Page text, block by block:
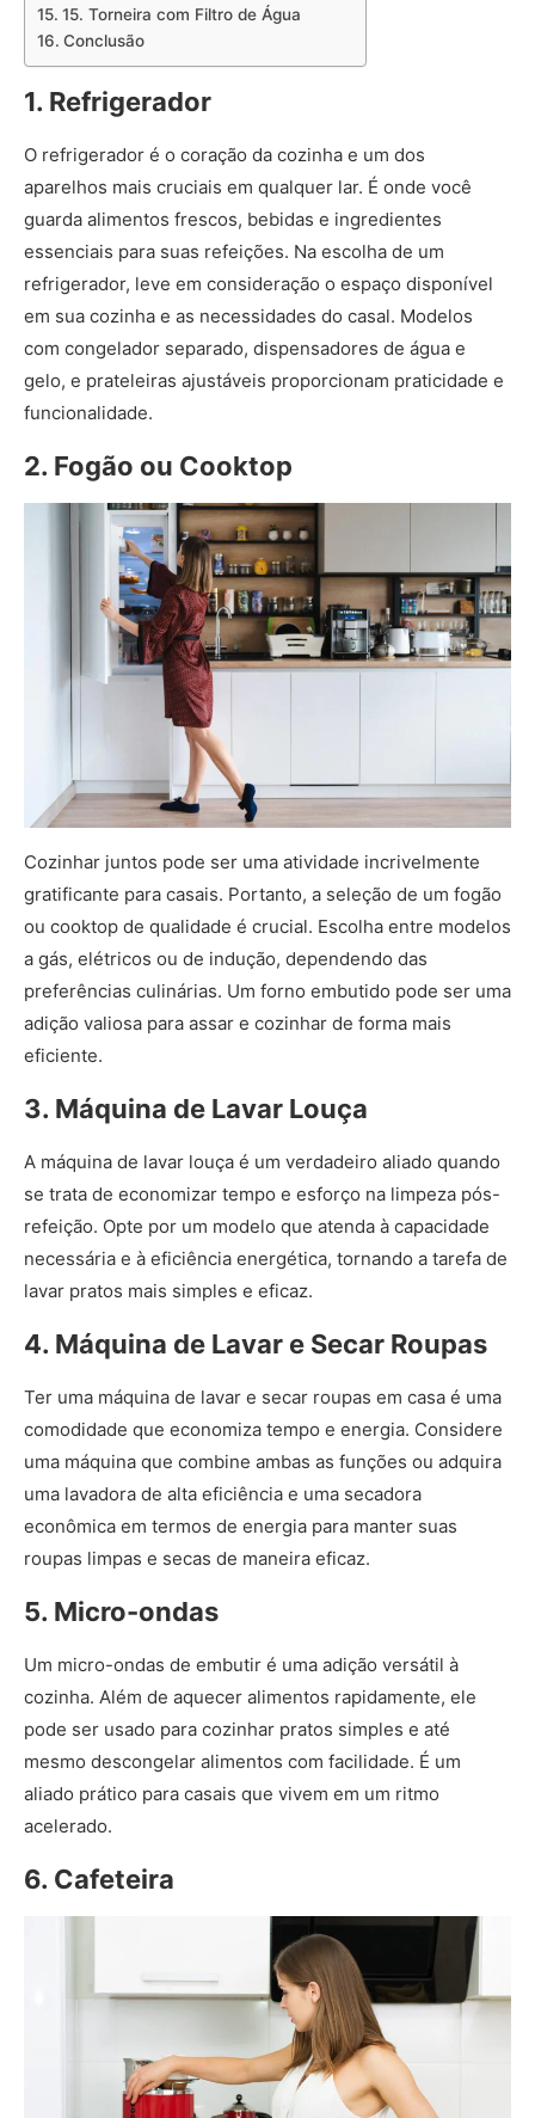
15. Torneira com Filtro de Água
Conclusão
1. Refrigerador
O refrigerador é o coração da cozinha e um dos
aparelhos mais cruciais em qualquer lar. É onde você
guarda alimentos frescos, bebidas e ingredientes
essenciais para suas refeições. Na escolha de um
refrigerador, leve em consideração o espaço disponível
em sua cozinha e as necessidades do casal. Modelos
com congelador separado, dispensadores de água e
gelo, e prateleiras ajustáveis proporcionam praticidade e
funcionalidade.
2. Fogão ou Cooktop
Cozinhar juntos pode ser uma atividade incrivelmente
gratificante para casais. Portanto, a seleção de um fogão
ou cooktop de qualidade é crucial. Escolha entre modelos
a gás, elétricos ou de indução, dependendo das
preferências culinárias. Um forno embutido pode ser uma
adição valiosa para assar e cozinhar de forma mais
eficiente.
3. Máquina de Lavar Louça
A máquina de lavar louça é um verdadeiro aliado quando
se trata de economizar tempo e esforço na limpeza pós-
refeição. Opte por um modelo que atenda à capacidade
necessária e à eficiência energética, tornando a tarefa de
lavar pratos mais simples e eficaz.
4. Máquina de Lavar e Secar Roupas
Ter uma máquina de lavar e secar roupas em casa é uma
comodidade que economiza tempo e energia. Considere
uma máquina que combine ambas as funções ou adquira
uma lavadora de alta eficiência e uma secadora
econômica em termos de energia para manter suas
roupas limpas e secas de maneira eficaz.
5. Micro-ondas
Um micro-ondas de embutir é uma adição versátil à
cozinha. Além de aquecer alimentos rapidamente, ele
pode ser usado para cozinhar pratos simples e até
mesmo descongelar alimentos com facilidade. É um
aliado prático para casais que vivem em um ritmo
acelerado.
6. Cafeteira